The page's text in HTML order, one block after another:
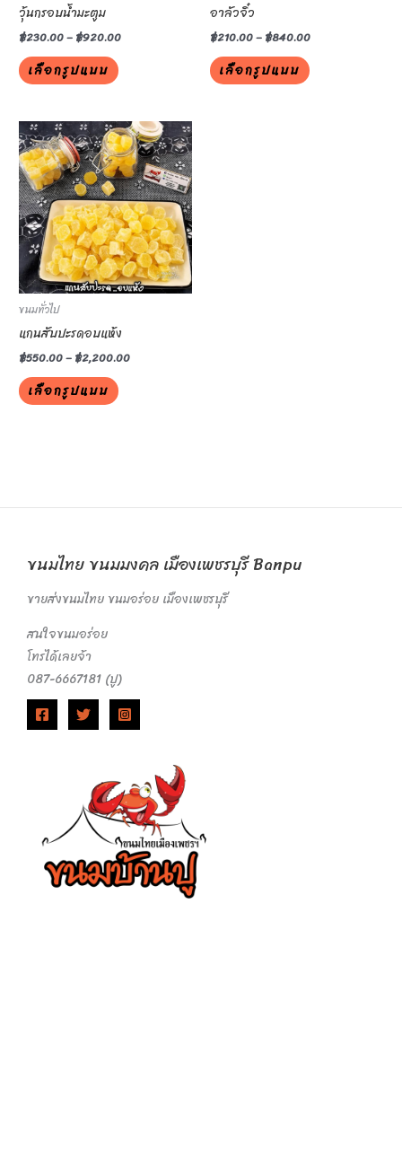
วุ้นกรอบน้ำมะตูม
฿230.00–฿920.00
เลือกรูปแบบ
on
product
อาลัวจิ๋ว
฿210.00–฿840.00
เลือกรูปแบบ
on
product
ขนมทั่วไป
แกนสับปะรดอบแห้ง
฿550.00–฿2,200.00
เลือกรูปแบบ
This
product
has
multiple
variants.
The
options
may
chosen
on
product
ขนมไทย ขนมมงคล เมืองเพชรบุรี Banpu
ขายส่งขนมไทย ขนมอร่อย เมืองเพชรบุรี
สนใจขนมอร่อย
โทรได้เลยจ้า
087-6667181 (ปู)